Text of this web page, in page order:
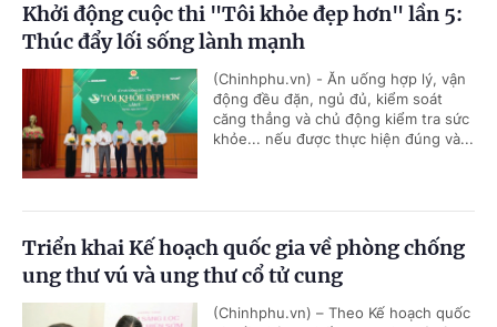
Khởi động cuộc thi "Tôi khỏe đẹp hơn" lần 5:
Thúc đẩy lối sống lành mạnh
(Chinhphu.vn) - Ăn uống hợp lý, vận
động đều đặn, ngủ đủ, kiểm soát
căng thẳng và chủ động kiểm tra sức
khỏe... nếu được thực hiện đúng và...
Triển khai Kế hoạch quốc gia về phòng chống
ung thư vú và ung thư cổ tử cung
(Chinhphu.vn) – Theo Kế hoạch quốc